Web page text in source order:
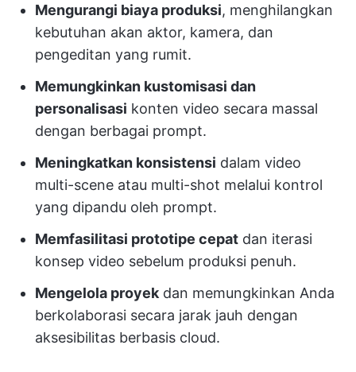
Mengurangi biaya produksi, menghilangkan
kebutuhan akan aktor, kamera, dan
pengeditan yang rumit.
Memungkinkan kustomisasi dan
personalisasi konten video secara massal
dengan berbagai prompt.
Meningkatkan konsistensi dalam video
multi-scene atau multi-shot melalui kontrol
yang dipandu oleh prompt.
Memfasilitasi prototipe cepat dan iterasi
konsep video sebelum produksi penuh.
Mengelola proyek dan memungkinkan Anda
berkolaborasi secara jarak jauh dengan
aksesibilitas berbasis cloud.